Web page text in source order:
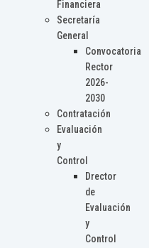
Financiera
Secretaría
General
Convocatoria
Rector
2026-
2030
Contratación
Evaluación
y
Control
Drector
de
Evaluación
y
Control